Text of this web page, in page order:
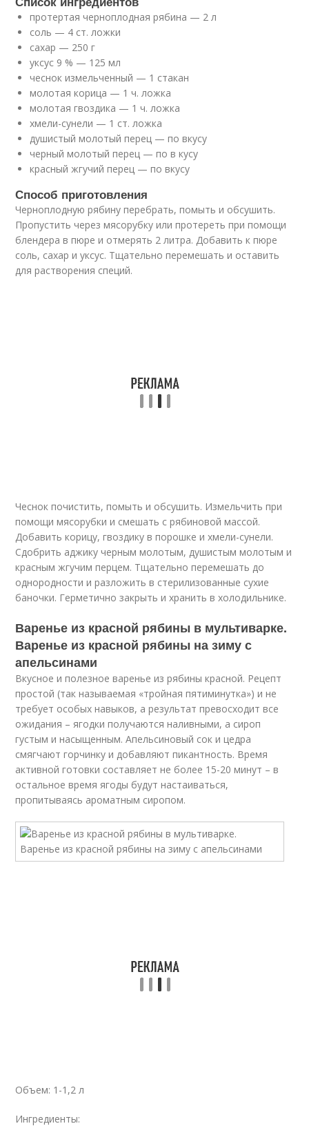
протертая черноплодная рябина — 2 л
соль — 4 ст. ложки
сахар — 250 г
уксус 9 % — 125 мл
чеснок измельченный — 1 стакан
молотая корица — 1 ч. ложка
молотая гвоздика — 1 ч. ложка
хмели-сунели — 1 ст. ложка
душистый молотый перец — по вкусу
черный молотый перец — по в кусу
красный жгучий перец — по вкусу
Способ приготовления
Черноплодную рябину перебрать, помыть и обсушить.
Пропустить через мясорубку или протереть при помощи
блендера в пюре и отмерять 2 литра. Добавить к пюре
соль, сахар и уксус. Тщательно перемешать и оставить
для растворения специй.
Чеснок почистить, помыть и обсушить. Измельчить при
помощи мясорубки и смешать с рябиновой массой.
Добавить корицу, гвоздику в порошке и хмели-сунели.
Сдобрить аджику черным молотым, душистым молотым и
красным жгучим перцем. Тщательно перемешать до
однородности и разложить в стерилизованные сухие
баночки. Герметично закрыть и хранить в холодильнике.
Варенье из красной рябины в мультиварке.
Варенье из красной рябины на зиму с
апельсинами
Вкусное и полезное варенье из рябины красной. Рецепт
простой (так называемая «тройная пятиминутка») и не
требует особых навыков, а результат превосходит все
ожидания – ягодки получаются наливными, а сироп
густым и насыщенным. Апельсиновый сок и цедра
смягчают горчинку и добавляют пикантность. Время
активной готовки составляет не более 15-20 минут – в
остальное время ягоды будут настаиваться,
пропитываясь ароматным сиропом.
Объем: 1-1,2 л
Ингредиенты: